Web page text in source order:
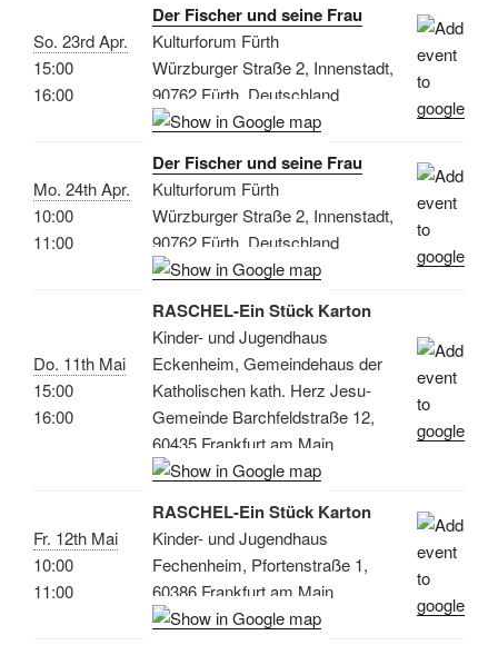
So. 23rd Apr.
15:00
16:00
Der Fischer und seine Frau
Kulturforum Fürth
Würzburger Straße 2, Innenstadt,
90762 Fürth, Deutschland
Mo. 24th Apr.
10:00
11:00
Der Fischer und seine Frau
Kulturforum Fürth
Würzburger Straße 2, Innenstadt,
90762 Fürth, Deutschland
Do. 11th Mai
15:00
16:00
RASCHEL-Ein Stück Karton
Kinder- und Jugendhaus
Eckenheim, Gemeindehaus der
Katholischen kath. Herz Jesu-
Gemeinde Barchfeldstraße 12,
60435 Frankfurt am Main
Fr. 12th Mai
10:00
11:00
RASCHEL-Ein Stück Karton
Kinder- und Jugendhaus
Fechenheim, Pfortenstraße 1,
60386 Frankfurt am Main